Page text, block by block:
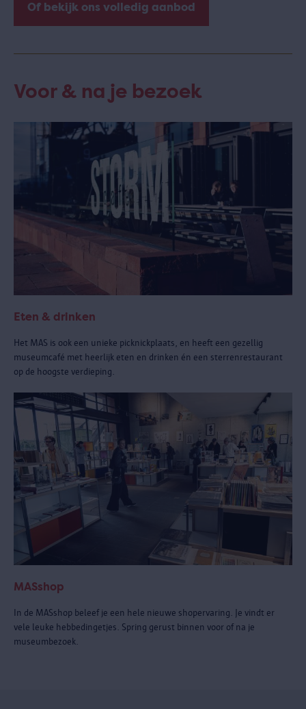
Of bekijk ons volledig aanbod
Voor & na je bezoek
Eten & drinken
Het MAS is ook een unieke picknickplaats, en heeft een gezellig
museumcafé met heerlijk eten en drinken én een sterrenrestaurant
op de hoogste verdieping.
MASshop
In de MASshop beleef je een hele nieuwe shopervaring. Je vindt er
vele leuke hebbedingetjes. Spring gerust binnen voor of na je
museumbezoek.